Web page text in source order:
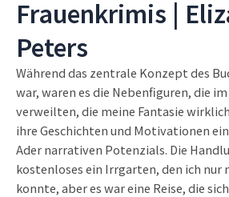
Frauenkrimis |
Peters
Während das zentrale Konzept des
war, waren es die Nebenfiguren, die
verweilten, die meine Fantasie
ihre Geschichten und Motivationen
Ader narrativen Potenzials. Die
kostenloses ein Irrgarten, den ich nur
konnte, aber es war eine Reise, die